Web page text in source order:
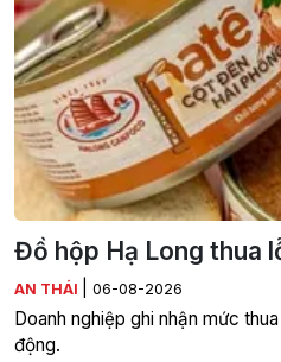
Đồ hộp Hạ Long thua
AN THÁI 06-08-2026
Doanh nghiệp ghi nhận mức
động.